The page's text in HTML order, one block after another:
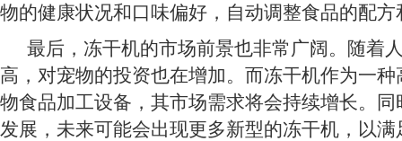
物的健康状况和口味偏好，自动调整食品的配方
最后，冻干机的市场前景也非常广阔。随着
高，对宠物的投资也在增加。而冻干机作为一
物食品加工设备，其市场需求将会持续增长。
发展，未来可能会出现更多新型的冻干机，以